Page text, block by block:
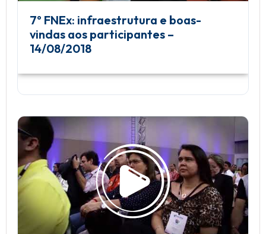
7º FNEx: infraestrutura e boas-
vindas aos participantes –
14/08/2018